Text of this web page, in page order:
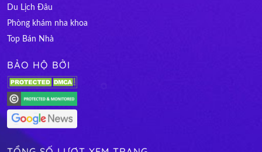
Du Lịch Đâu
Phòng khám nha khoa
Top Bán Nhà
BẢO HỘ BỞI